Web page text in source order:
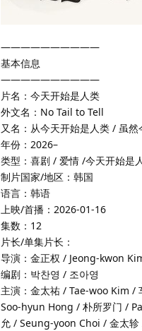
——————————
基本信息
——————————
片名：今天开始是人类
外文名：No Tail to Tell
又名：从今天开始是人类 / 虽
年份：2026–
类型：喜剧 / 爱情 /今天开始是
制片国家/地区：韩国
语言：韩语
上映/首播：2026-01-16
集数：12
片长/单集片长：
导演：金正权 / Jeong-kwon
编剧：박찬영 / 조아영
主演：金太祐 / Tae-woo Kim
Soo-hyun Hong / 朴所罗门 /
允 / Seung-yoon Choi / 金太